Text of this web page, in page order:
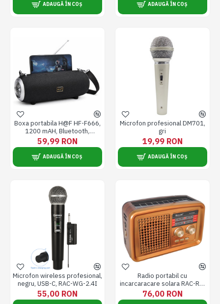
ADAUGĂ ÎN COȘ ADAUGĂ ÎN COȘ
Boxa portabila H@F HF-F666,
1200 mAH, Bluetooth,
USB/TF/FM/MIC/AUX
59,99 RON
ADAUGĂ ÎN COȘ
Microfon profesional DM701,
gri
19,99 RON
ADAUGĂ ÎN COȘ
Microfon wireless profesional,
negru, USB-C, RAC-WG-2.4I
55,00 RON
Radio portabil cu
incarcaracare solara RAC-RX-
BT3500, FM/AM/SW, USB, TF
MP3, Bluetooth, Lanterna
76,00 RON